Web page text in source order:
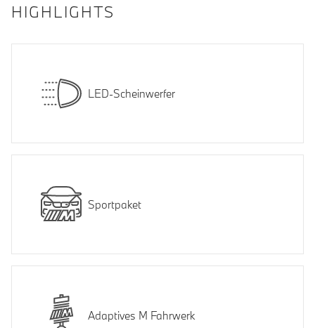
HIGHLIGHTS
LED-Scheinwerfer
Sportpaket
Adaptives M Fahrwerk